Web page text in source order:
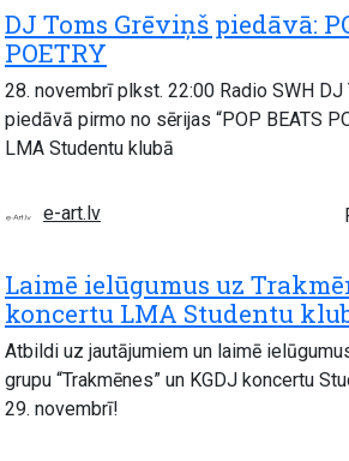
DJ Toms Grēviņš piedāvā:
POETRY
28. novembrī plkst. 22:00 Radio SWH DJ
piedāvā pirmo no sērijas “POP BEATS
LMA Studentu klubā
e-art.lv
Laimē ielūgumus uz
koncertu LMA Studentu
Atbildi uz jautājumiem un laimē
grupu “Trakmēnes” un KGDJ koncertu
29. novembrī!